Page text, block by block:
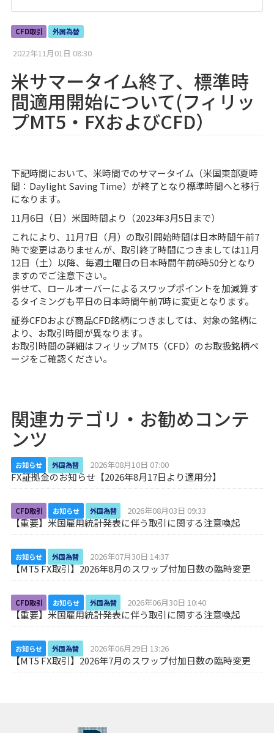
CFD取引 外国為替
2022年11月01日 08:30
米サマータイム終了、標準時
間適用開始について(フィリッ
プMT5・FXおよびCFD）
下記時間において、米時間でのサマータイム（米国東部夏時
間：Daylight Saving Time）が終了となり標準時間へと移行
になります。
11月6日（日）米国時間より（2023年3月5日まで）
これにより、11月7日（月）の取引開始時間は日本時間午前7
時で変更はありませんが、取引終了時間につきましては11月
12日（土）以降、毎週土曜日の日本時間午前6時50分となり
ますのでご注意下さい。
併せて、ロールオーバーによるスワップポイントを加減算す
るタイミングも平日の日本時間午前7時に変更となります。
証券CFDおよび商品CFD銘柄につきましては、対象の銘柄に
より、お取引時間が異なります。
お取引時間の詳細はフィリップMT5（CFD）のお取扱銘柄ペ
ージをご確認ください。
関連カテゴリ・お勧めコンテ
ンツ
お知らせ 外国為替 2026年08月10日 07:00
FX証拠金のお知らせ【2026年8月17日より適用分】
CFD取引 お知らせ 外国為替 2026年08月03日 09:33
【重要】米国雇用統計発表に伴う取引に関する注意喚起
お知らせ 外国為替 2026年07月30日 14:37
【MT5 FX取引】2026年8月のスワップ付加日数の臨時変更
CFD取引 お知らせ 外国為替 2026年06月30日 10:40
【重要】米国雇用統計発表に伴う取引に関する注意喚起
お知らせ 外国為替 2026年06月29日 13:26
【MT5 FX取引】2026年7月のスワップ付加日数の臨時変更